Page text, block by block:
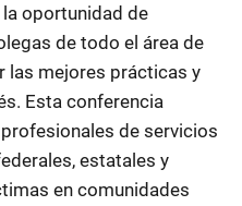
oportunidad de
de todo el área de
las mejores prácticas y
Esta conferencia
de servicios
estatales y
en comunidades